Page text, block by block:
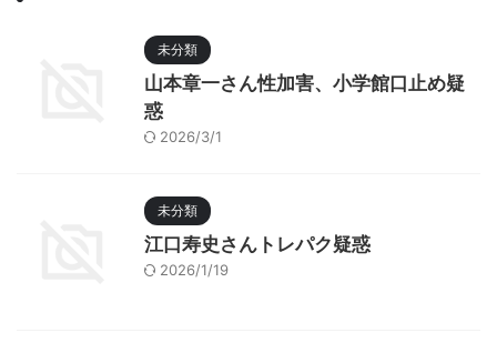
未分類
山本章一さん性加害、小学館口止め疑
惑
2026/3/1
未分類
江口寿史さんトレパク疑惑
2026/1/19